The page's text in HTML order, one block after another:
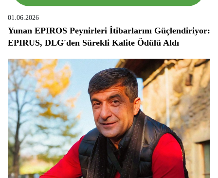
01.06.2026
Yunan EPIROS Peynirleri İtibarlarını Güçlendiriyor:
EPIRUS, DLG'den Sürekli Kalite Ödülü Aldı